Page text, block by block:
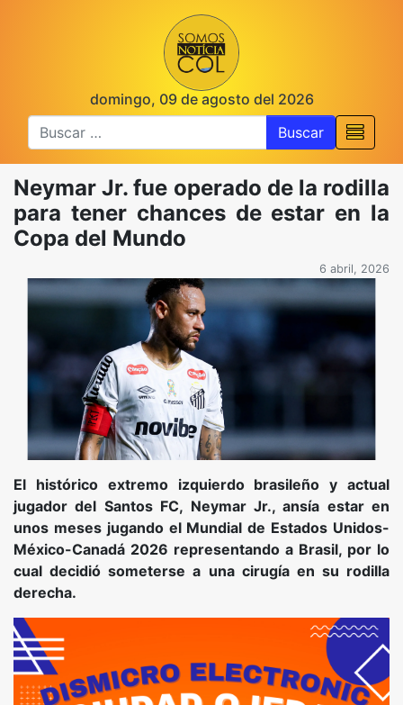
domingo, 09 de agosto del 2026
Buscar
Neymar Jr. fue operado de la rodilla
para tener chances de estar en la
Copa del Mundo
6 abril, 2026
El histórico extremo izquierdo brasileño y actual
jugador del Santos FC, Neymar Jr., ansía estar en
unos meses jugando el Mundial de Estados Unidos-
México-Canadá 2026 representando a Brasil, por lo
cual decidió someterse a una cirugía en su rodilla
derecha.